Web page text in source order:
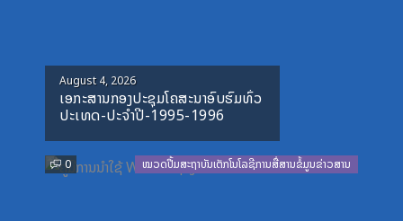
Posted
on
August 4, 2026
ເອກະສານກອງປະຊຸມໂຄສະນາອົບຮົມທົ່ວ
ປະເທດ-ປະຈໍາປີ-1995-1996
0 ໝວດປື້ມສະຖາບັນເຕັກໂນໂລຊີການສື່ສານຂໍ້ມູນຂ່າວສານ